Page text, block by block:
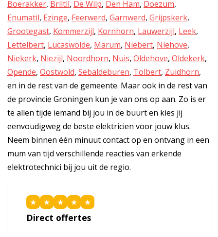
Boerakker, Briltil, De Wilp, Den Ham, Doezum,
Enumatil, Ezinge, Feerwerd, Garnwerd, Grijpskerk,
Grootegast, Kommerzijl, Kornhorn, Lauwerzijl, Leek,
Lettelbert, Lucaswolde, Marum, Niebert, Niehove,
Niekerk, Niezijl, Noordhorn, Nuis, Oldehove, Oldekerk,
Opende, Oostwold, Sebaldeburen, Tolbert, Zuidhorn,
en in de rest van de gemeente. Maar ook in de rest van
de provincie Groningen kun je van ons op aan. Zo is er
te allen tijde iemand bij jou in de buurt en kies jij
eenvoudigweg de beste elektricien voor jouw klus.
Neem binnen één minuut contact op en ontvang in een
mum van tijd verschillende reacties van erkende
elektrotechnici bij jou uit de regio.
★ ★ ★ ★ ★
Direct offertes